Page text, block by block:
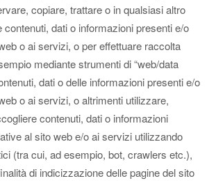
copiare, trattare o in qualsiasi altro
contenuti, dati o informazioni presenti e/o
o ai servizi, o per effettuare raccolta
mediante strumenti di “web/data
dati o delle informazioni presenti e/o
o ai servizi, o altrimenti utilizzare,
contenuti, dati o informazioni
al sito web e/o ai servizi utilizzando
(tra cui, ad esempio, bot, crawlers etc.),
di indicizzazione delle pagine del sito